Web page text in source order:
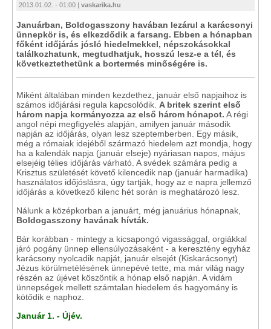
2013.01.02. - 01:00 | vaskarika.hu
Januárban, Boldogasszony havában lezárul a karácsonyi
ünnepkör is, és elkezdődik a farsang. Ebben a hónapban
főként időjárás jósló hiedelmekkel, népszokásokkal
találkozhatunk, megtudhatjuk, hosszú lesz-e a tél, és
következtethetünk a bortermés minőségére is.
Miként általában minden kezdethez, január első napjaihoz is
számos időjárási regula kapcsolódik. A britek szerint első
három napja kormányozza az első három hónapot. A régi
angol népi megfigyelés alapján, amilyen január második
napján az időjárás, olyan lesz szeptemberben. Egy másik,
még a rómaiak idejéből származó hiedelem azt mondja, hogy
ha a kalendák napja (január elseje) nyáriasan napos, május
elsejéig télies időjárás várható. A svédek számára pedig a
Krisztus születését követő kilencedik nap (január harmadika)
használatos időjóslásra, úgy tartják, hogy az e napra jellemző
időjárás a következő kilenc hét során is meghatározó lesz.
Nálunk a középkorban a januárt, még januárius hónapnak,
Boldogasszony havának hívták.
Bár korábban - mintegy a kicsapongó vigassággal, orgiákkal
járó pogány ünnep ellensúlyozásaként - a keresztény egyház
karácsony nyolcadik napját, január elsejét (Kiskarácsonyt)
Jézus körülmetélésének ünnepévé tette, ma már világ nagy
részén az újévet köszöntik a hónap első napján. A vidám
ünnepségek mellett számtalan hiedelem és hagyomány is
kötődik e naphoz.
Január 1. - Újév.